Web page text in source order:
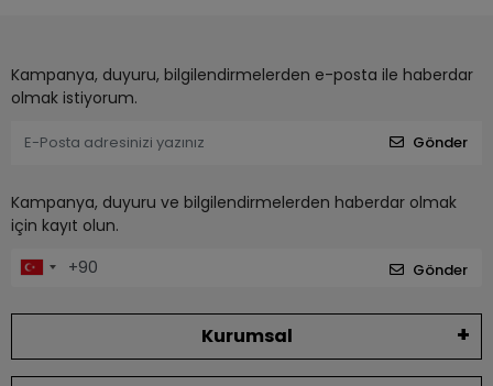
Kampanya, duyuru, bilgilendirmelerden e-posta ile haberdar
olmak istiyorum.
Gönder
Kampanya, duyuru ve bilgilendirmelerden haberdar olmak
için kayıt olun.
Gönder
Kurumsal